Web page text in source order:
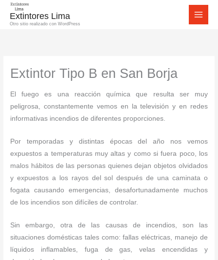
Extintores Lima
Otro sitio realizado con WordPress
Extintor Tipo B en San Borja
El fuego es una reacción química que resulta ser muy
peligrosa, constantemente vemos en la televisión y en redes
informativas incendios de diferentes proporciones.
Por temporadas y distintas épocas del año nos vemos
expuestos a temperaturas muy altas y como si fuera poco, los
malos hábitos de las personas quienes dejan objetos olvidados
y expuestos a los rayos del sol después de una caminata o
fogata causando emergencias, desafortunadamente muchos
de los incendios son difíciles de controlar.
Sin embargo, otra de las causas de incendios, son las
situaciones domésticas tales como: fallas eléctricas, manejo de
líquidos inflamables, fuga de gas, velas encendidas y